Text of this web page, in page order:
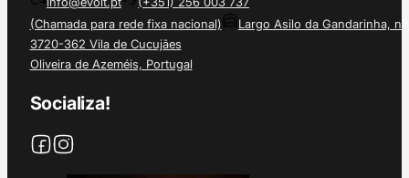
(Chamada para rede fixa nacional)
Largo Asilo da Gandarinha, nº
3720-362 Vila de Cucujães
Oliveira de Azeméis, Portugal
Socializa!